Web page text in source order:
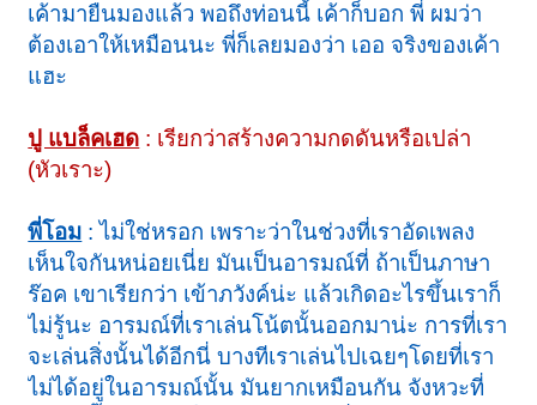
เค้ามายืนมองแล้ว พอถึงท่อนนี้ เค้าก็บอก พี่ ผมว่า
ต้องเอาให้เหมือนนะ พี่ก็เลยมองว่า เออ จริงของเค้า
แฮะ
ปู แบล็คเฮด : เรียกว่าสร้างความกดดันหรือเปล่า
(หัวเราะ)
พี่โอม : ไม่ใช่หรอก เพราะว่าในช่วงที่เราอัดเพลง
เห็นใจกันหน่อยเนี่ย มันเป็นอารมณ์ที่ ถ้าเป็นภาษา
ร๊อค เขาเรียกว่า เข้าภวังค์น่ะ แล้วเกิดอะไรขึ้นเราก็
ไม่รู้นะ อารมณ์ที่เราเล่นโน้ตนั้นออกมาน่ะ การที่เรา
จะเล่นสิ่งนั้นได้อีกนี่ บางทีเราเล่นไปเฉยๆโดยที่เรา
ไม่ได้อยู่ในอารมณ์นั้น มันยากเหมือนกัน จังหวะที่